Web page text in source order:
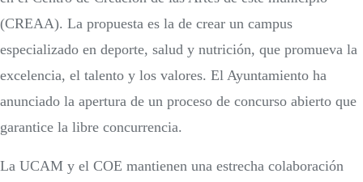
(CREAA). La propuesta es la de crear un campus
especializado en deporte, salud y nutrición, que promueva la
excelencia, el talento y los valores. El Ayuntamiento ha
anunciado la apertura de un proceso de concurso abierto que
garantice la libre concurrencia.
La UCAM y el COE mantienen una estrecha colaboración